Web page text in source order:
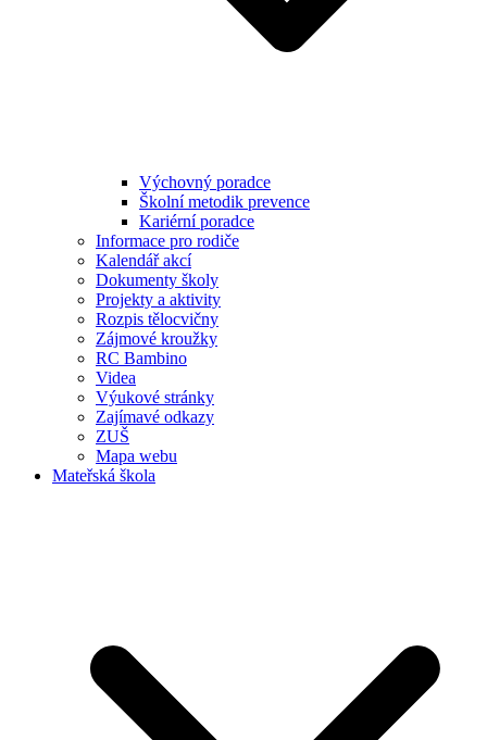
Výchovný poradce
Školní metodik prevence
Kariérní poradce
Informace pro rodiče
Kalendář akcí
Dokumenty školy
Projekty a aktivity
Rozpis tělocvičny
Zájmové kroužky
RC Bambino
Videa
Výukové stránky
Zajímavé odkazy
ZUŠ
Mapa webu
Mateřská škola